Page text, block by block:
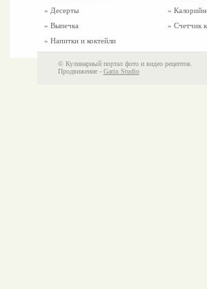
» Десерты
» Выпечка
» Напитки и коктейли
»
» Счетчик
© Кулинарный портал фото и видео рецептов.
Продвижение - Garin Studio